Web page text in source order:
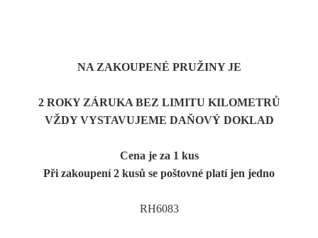
NA ZAKOUPENÉ PRUŽINY JE
2 ROKY ZÁRUKA BEZ LIMITU KILOMETRŮ
VŽDY VYSTAVUJEME DAŇOVÝ DOKLAD
Cena je za 1 kus
Při zakoupení 2 kusů se poštovné platí jen jedno
RH6083